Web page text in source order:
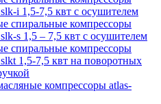
i 1,5-7,5 квт с осушителем
спиральные компрессоры
s 1,5 – 7,5 квт с осушителем
спиральные компрессоры
1,5-7,5 квт на поворотных
компрессоры atlas-